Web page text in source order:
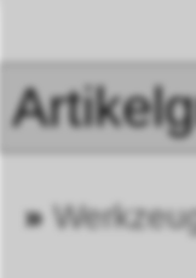
»